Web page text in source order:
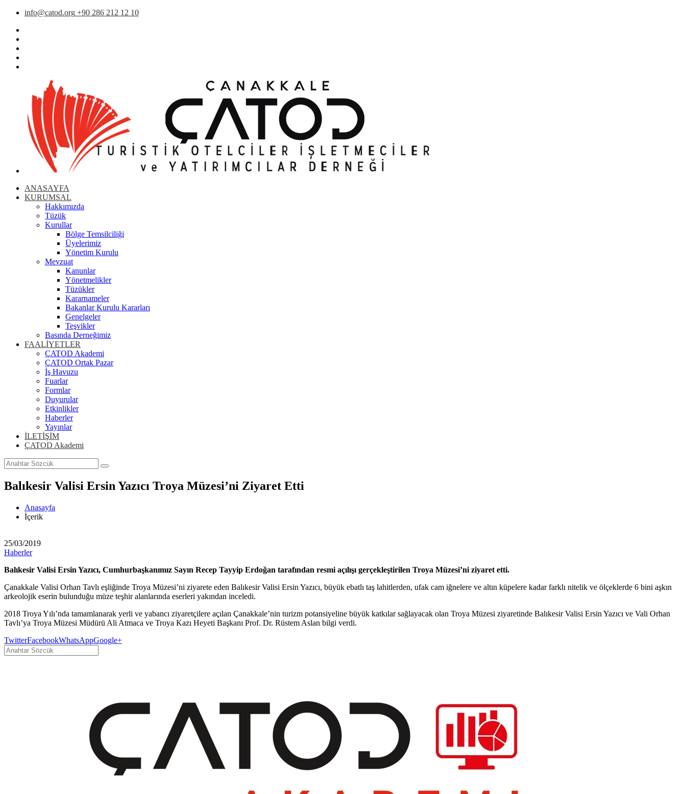
info@catod.org +90 286 212 12 10
ANASAYFA
KURUMSAL
Hakkımızda
Tüzük
Kurullar
Bölge Temsilciliği
Üyelerimiz
Yönetim Kurulu
Mevzuat
Kanunlar
Yönetmelikler
Tüzükler
Kararnameler
Bakanlar Kurulu Kararları
Genelgeler
Teşvikler
Basında Derneğimiz
FAALİYETLER
ÇATOD Akademi
ÇATOD Ortak Pazar
İş Havuzu
Fuarlar
Formlar
Duyurular
Etkinlikler
Haberler
Yayınlar
İLETİŞİM
ÇATOD Akademi
Balıkesir Valisi Ersin Yazıcı Troya Müzesi’ni Ziyaret Etti
Anasayfa
İçerik
25/03/2019
Haberler
Balıkesir Valisi Ersin Yazıcı, Cumhurbaşkanımız Sayın Recep Tayyip Erdoğan tarafından resmi açılışı gerçekleştirilen Troya Müzesi’ni ziyaret etti.
Çanakkale Valisi Orhan Tavlı eşliğinde Troya Müzesi’ni ziyarete eden Balıkesir Valisi Ersin Yazıcı, büyük ebatlı taş lahitlerden, ufak cam iğnelere ve altın küpelere kadar farklı nitelik ve ölçeklerde 6 bini aşkın
arkeolojik eserin bulunduğu müze teşhir alanlarında eserleri yakından inceledi.
2018 Troya Yılı’nda tamamlanarak yerli ve yabancı ziyaretçilere açılan Çanakkale’nin turizm potansiyeline büyük katkılar sağlayacak olan Troya Müzesi ziyaretinde Balıkesir Valisi Ersin Yazıcı ve Vali Orhan
Tavlı’ya Troya Müzesi Müdürü Ali Atmaca ve Troya Kazı Heyeti Başkanı Prof. Dr. Rüstem Aslan bilgi verdi.
TwitterFacebookWhatsAppGoogle+